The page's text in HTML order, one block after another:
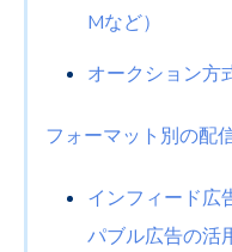
Mなど）
オークション方
フォーマット別の配
インフィード広
パブル広告の活